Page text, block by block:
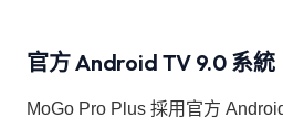
官方 Android TV 9.0 系統
MoGo Pro Plus 採用官方